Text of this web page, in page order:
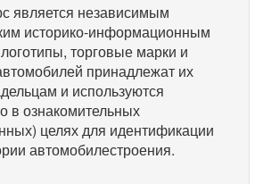
является независимым
историко-информационным
торговые марки и
принадлежат их
и используются
в ознакомительных
целях для идентификации
автомобилестроения.